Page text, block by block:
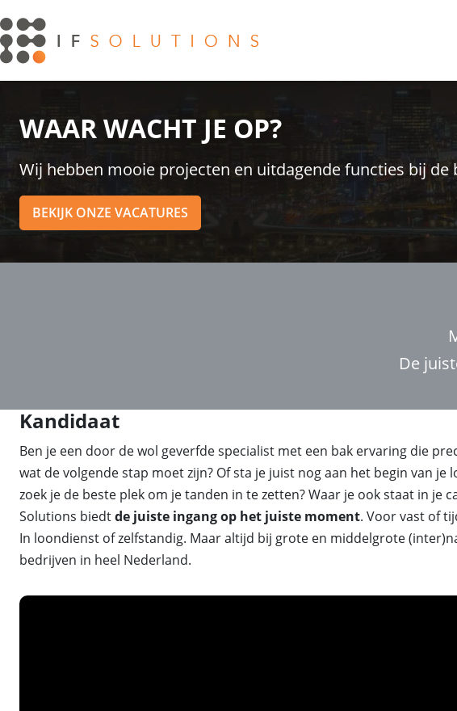
WAAR WACHT JE OP?
Wij hebben mooie projecten en uitdagende functies bij
BEKIJK ONZE VACATURES
De
Kandidaat
Ben je een door de wol geverfde specialist met een bak ervaring die
wat de volgende stap moet zijn? Of sta je juist nog aan het begin van je
zoek je de beste plek om je tanden in te zetten? Waar je ook staat in je
Solutions biedtde juiste ingang op het juiste moment. Voor vast of
In loondienst of zelfstandig. Maar altijd bij grote en middelgrote
bedrijven in heel Nederland.